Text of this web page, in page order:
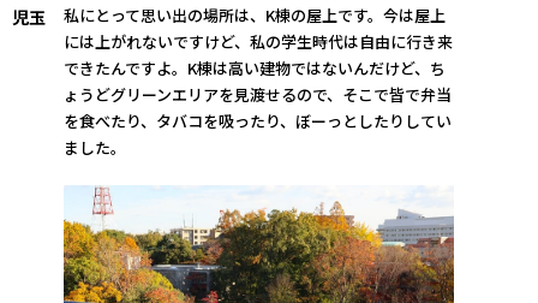
児玉
私にとって思い出の場所は、K棟の屋上です。今は屋上
には上がれないですけど、私の学生時代は自由に行き来
できたんですよ。K棟は高い建物ではないんだけど、ち
ょうどグリーンエリアを見渡せるので、そこで皆で弁当
を食べたり、タバコを吸ったり、ぼーっとしたりしてい
ました。